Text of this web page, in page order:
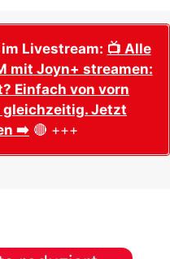
Livestream: 📺 Alle
mit Joyn+ streamen:
Einfach von vorn
gleichzeitig. Jetzt
➡️ 🔴 +++